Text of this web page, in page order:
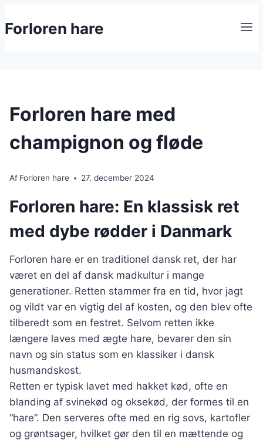
til
Forloren hare
Forloren hare med
champignon og fløde
Af Forloren hare 27. december 2024
Forloren hare: En klassisk ret
med dybe rødder i Danmark
Forloren hare er en traditionel dansk ret, der har
været en del af dansk madkultur i mange
generationer. Retten stammer fra en tid, hvor jagt
og vildt var en vigtig del af kosten, og den blev ofte
tilberedt som en festret. Selvom retten ikke
længere laves med ægte hare, bevarer den sin
navn og sin status som en klassiker i dansk
husmandskost.
Retten er typisk lavet med hakket kød, ofte en
blanding af svinekød og oksekød, der formes til en
“hare”. Den serveres ofte med en rig sovs, kartofler
og grøntsager, hvilket gør den til en mættende og